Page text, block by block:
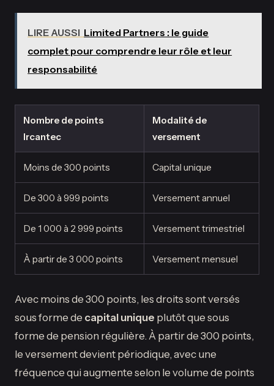
LIRE AUSSI Limited Partners : le guide
complet pour comprendre leur rôle et leur
responsabilité
Nombre de points
Ircantec
Modalité de
versement
Moins de 300 points Capital unique
De 300 à 999 points Versement annuel
De 1 000 à 2 999 points Versement trimestriel
À partir de 3 000 points Versement mensuel
Avec moins de 300 points, les droits sont versés
sous forme de capital unique plutôt que sous
forme de pension régulière. À partir de 300 points,
le versement devient périodique, avec une
fréquence qui augmente selon le volume de points